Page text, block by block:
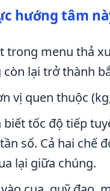
hướng tâm
trong menu thả
lại trở thành
vị quen thuộc
biết tốc độ tiếp
số. Cả hai
lại giữa chúng.